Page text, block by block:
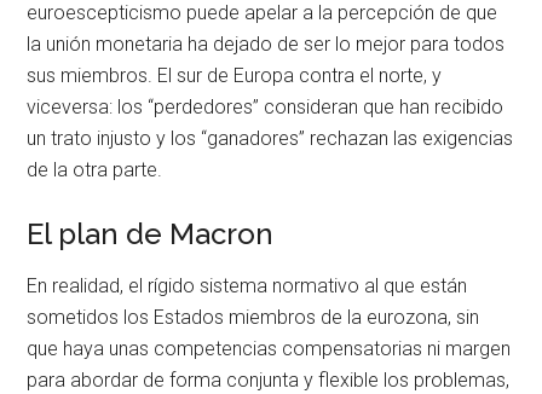
euroescepticismo puede apelar a la percepción de que
la unión monetaria ha dejado de ser lo mejor para todos
sus miembros. El sur de Europa contra el norte, y
viceversa: los “perdedores” consideran que han recibido
un trato injusto y los “ganadores” rechazan las exigencias
de la otra parte.
El plan de Macron
En realidad, el rígido sistema normativo al que están
sometidos los Estados miembros de la eurozona, sin
que haya unas competencias compensatorias ni margen
para abordar de forma conjunta y flexible los problemas,